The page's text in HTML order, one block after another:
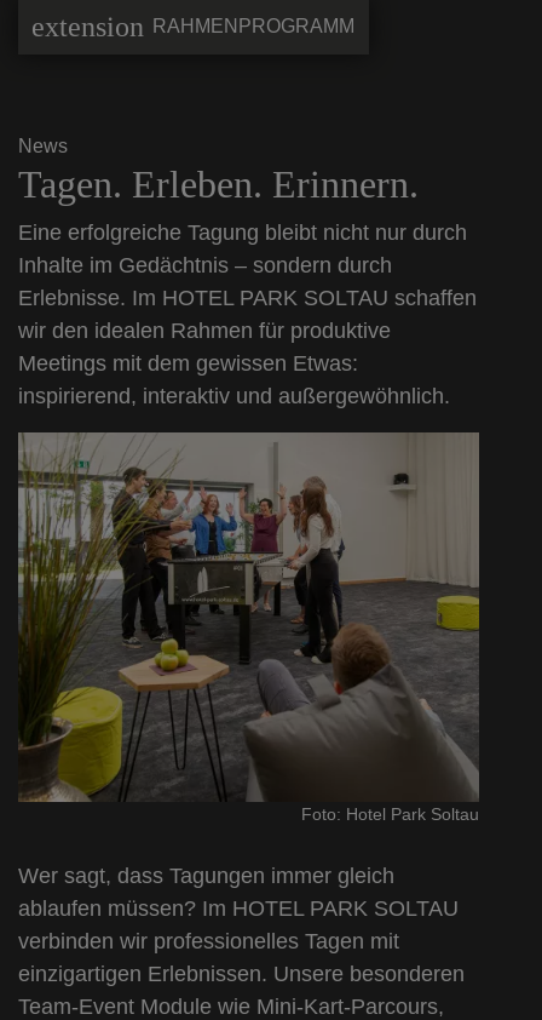
extension RAHMENPROGRAMM
News
Tagen. Erleben. Erinnern.
Eine erfolgreiche Tagung bleibt nicht nur durch
Inhalte im Gedächtnis – sondern durch
Erlebnisse. Im HOTEL PARK SOLTAU schaffen
wir den idealen Rahmen für produktive
Meetings mit dem gewissen Etwas:
inspirierend, interaktiv und außergewöhnlich.
Foto: Hotel Park Soltau
Wer sagt, dass Tagungen immer gleich
ablaufen müssen? Im HOTEL PARK SOLTAU
verbinden wir professionelles Tagen mit
einzigartigen Erlebnissen. Unsere besonderen
Team-Event Module wie Mini-Kart-Parcours,